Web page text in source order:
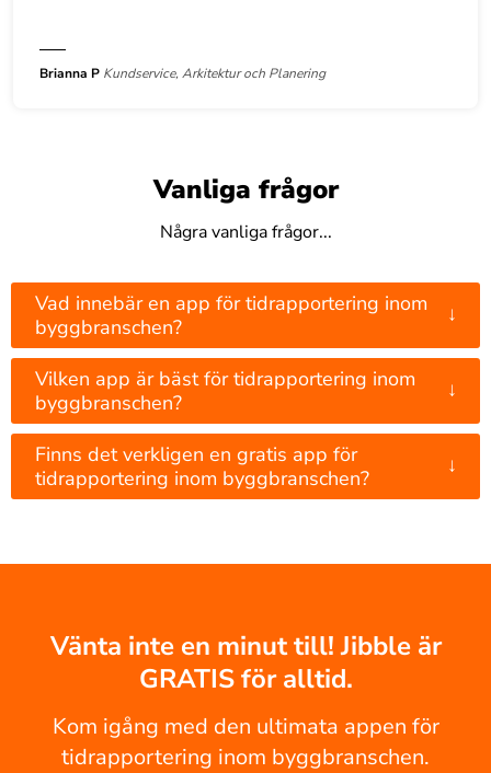
Brianna P Kundservice, Arkitektur och Planering
Vanliga frågor
Några vanliga frågor...
Vad innebär en app för tidrapportering inom
byggbranschen?
↓
Vilken app är bäst för tidrapportering inom
byggbranschen?
↓
Finns det verkligen en gratis app för
tidrapportering inom byggbranschen?
↓
Vänta inte en minut till! Jibble är
GRATIS för alltid.
Kom igång med den ultimata appen för
tidrapportering inom byggbranschen.